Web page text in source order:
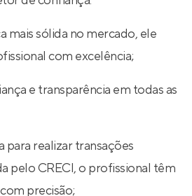
mais sólida no mercado, ele
com excelência;
e transparência em todas as
realizar transações
pelo CRECI, o profissional têm
precisão;